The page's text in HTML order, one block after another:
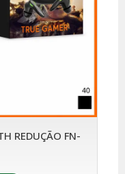
REDUÇÃO FN-